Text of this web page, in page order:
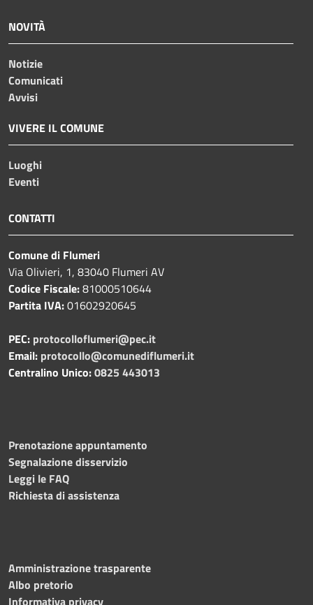
NOVITÀ
Notizie
Comunicati
Avvisi
VIVERE IL COMUNE
Luoghi
Eventi
CONTATTI
Comune di Flumeri
Via Olivieri, 1, 83040 Flumeri AV
Codice Fiscale:81000510644
Partita IVA:01602920645
PEC: protocolloflumeri@pec.it
Email: protocollo@comunediflumeri.it
Centralino Unico:0825 443013
Prenotazione appuntamento
Segnalazione disservizio
Leggi le FAQ
Richiesta di assistenza
Amministrazione trasparente
Albo pretorio
Informativa privacy